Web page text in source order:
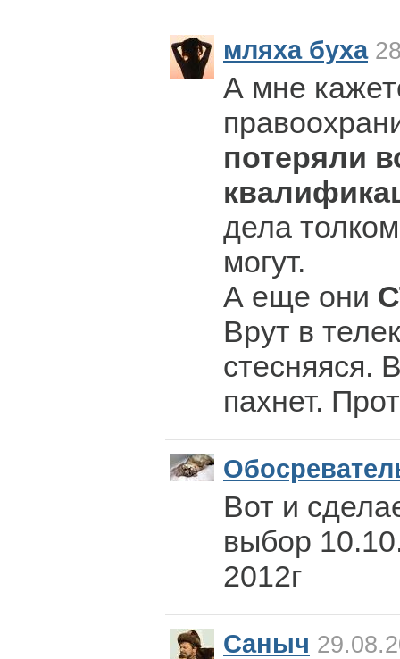
мляха буха
А мне
потеряли
дела
могут.
А еще они
Врут в
стесняяся.
пахнет.
Вот и
выбор
2012г
Саныч